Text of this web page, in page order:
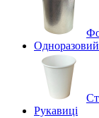
Рукавиці